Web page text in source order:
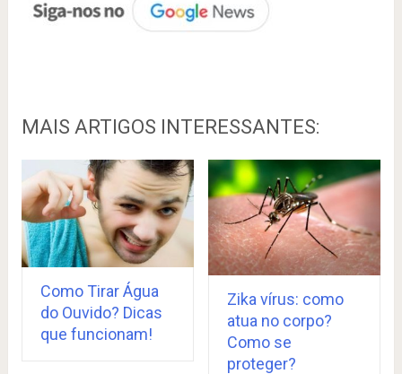
MAIS ARTIGOS INTERESSANTES:
Como Tirar Água
do Ouvido? Dicas
que funcionam!
Zika vírus: como
atua no corpo?
Como se
proteger?